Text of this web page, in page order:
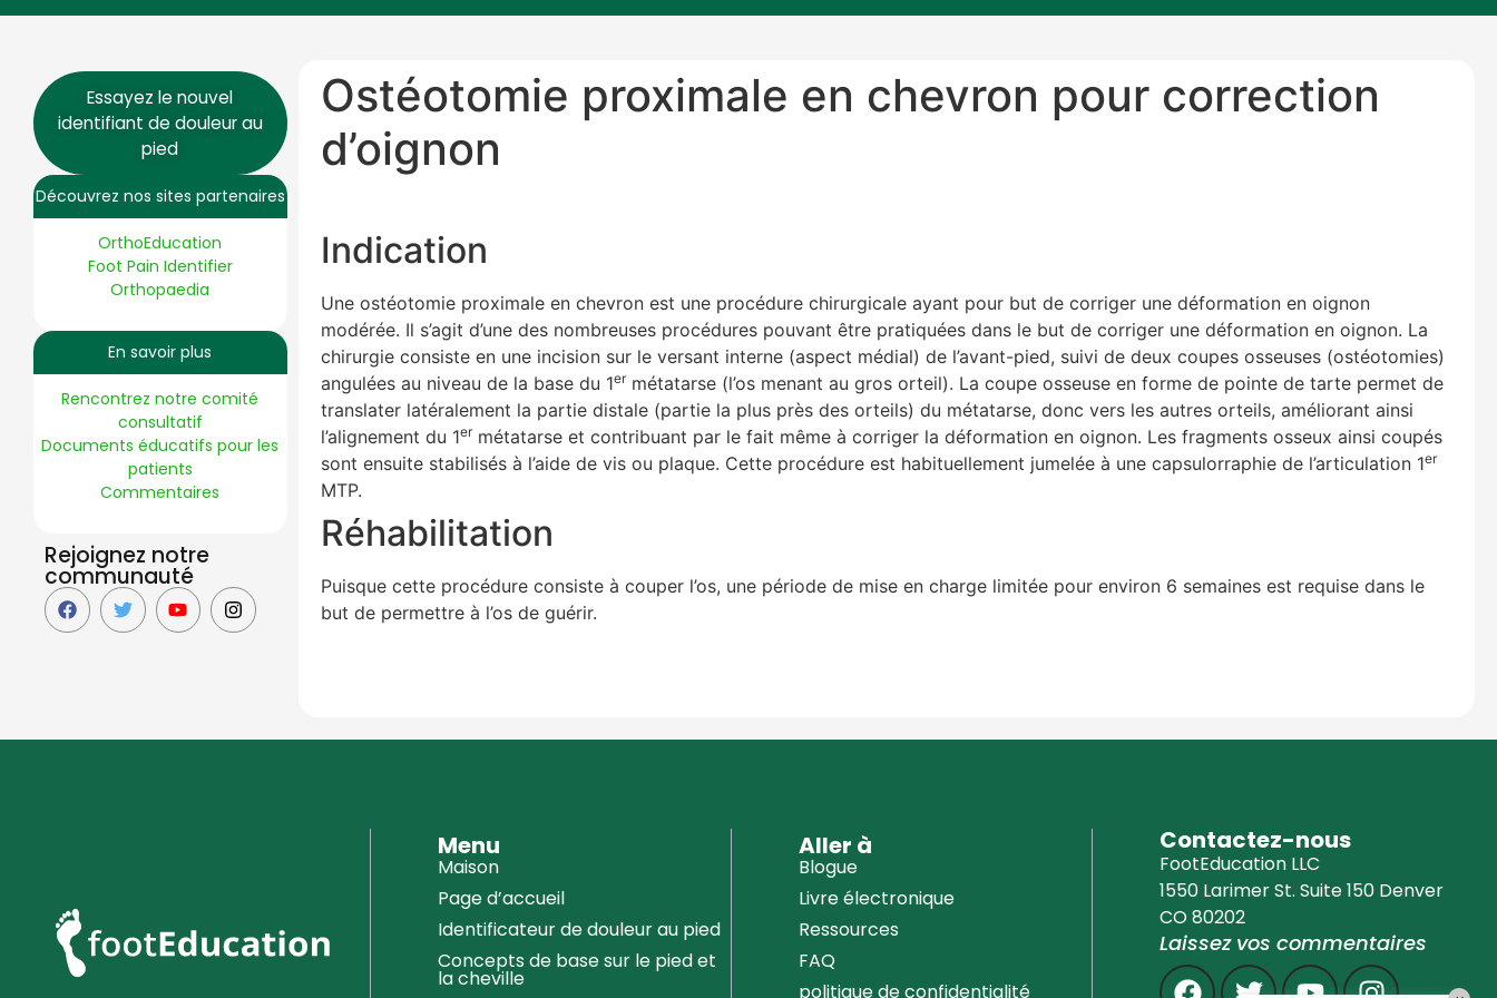
Essayez le nouvel
identifiant de douleur au
pied
Découvrez nos sites partenaires
OrthoEducation
Foot Pain Identifier
Orthopaedia
En savoir plus
Rencontrez notre comité
consultatif
Documents éducatifs pour les
patients
Commentaires
Rejoignez notre
communauté
Ostéotomie proximale en chevron pour correction
d’oignon
Indication
Une ostéotomie proximale en chevron est une procédure chirurgicale ayant pour but de corriger une déformation en oignon
modérée. Il s’agit d’une des nombreuses procédures pouvant être pratiquées dans le but de corriger une déformation en oignon. La
chirurgie consiste en une incision sur le versant interne (aspect médial) de l’avant-pied, suivi de deux coupes osseuses (ostéotomies)
angulées au niveau de la base du 1ermétatarse (l’os menant au gros orteil). La coupe osseuse en forme de pointe de tarte permet de
translater latéralement la partie distale (partie la plus près des orteils) du métatarse, donc vers les autres orteils, améliorant ainsi
l’alignement du 1ermétatarse et contribuant par le fait même à corriger la déformation en oignon. Les fragments osseux ainsi coupés
sont ensuite stabilisés à l’aide de vis ou plaque. Cette procédure est habituellement jumelée à une capsulorraphie de l’articulation 1er
MTP.
Réhabilitation
Puisque cette procédure consiste à couper l’os, une période de mise en charge limitée pour environ 6 semaines est requise dans le
but de permettre à l’os de guérir.
Menu
Maison
Page d’accueil
Identificateur de douleur au pied
Concepts de base sur le pied et
la cheville
Aller à
Blogue
Livre électronique
Ressources
FAQ
politique de confidentialité
Contactez-nous
FootEducation LLC
1550 Larimer St. Suite 150 Denver
CO 80202
Laissez vos commentaires
Education Al AI Agent